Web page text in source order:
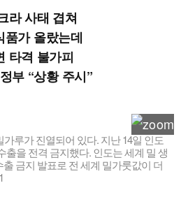
라 사태 겹쳐
품가 올랐는데
타격 불가피
부 “상황 주시”
루가 진열되어 있다. 지난 14일 인도
출을 전격 금지했다. 인도는 세계 밀 생
금지 발표로 전 세계 밀가룻값이 더